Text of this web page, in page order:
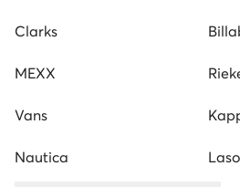
Clarks
MEXX
Vans
Nautica